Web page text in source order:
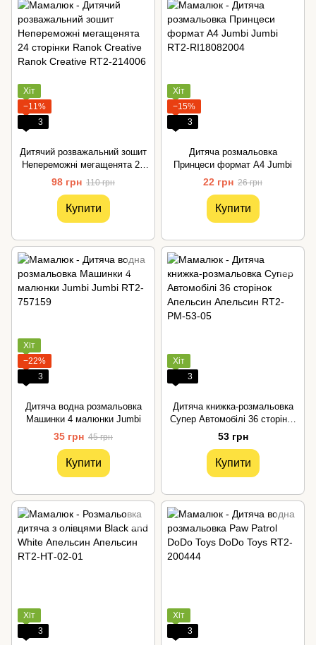
Хіт
−11%
3
Дитячий розважальний зошит
Непереможні мегащенята 24
сторінки Ranok Creative
98 грн 110 грн
Купити
Хіт
−15%
3
Дитяча розмальовка
Принцеси формат А4 Jumbi
22 грн 26 грн
Купити
Хіт
−22%
3
Дитяча водна розмальовка
Машинки 4 малюнки Jumbi
35 грн 45 грн
Купити
Хіт
3
Дитяча книжка-розмальовка
Супер Автомобілі 36 сторінок
Апельсин
53 грн
Купити
Хіт
3
Хіт
3